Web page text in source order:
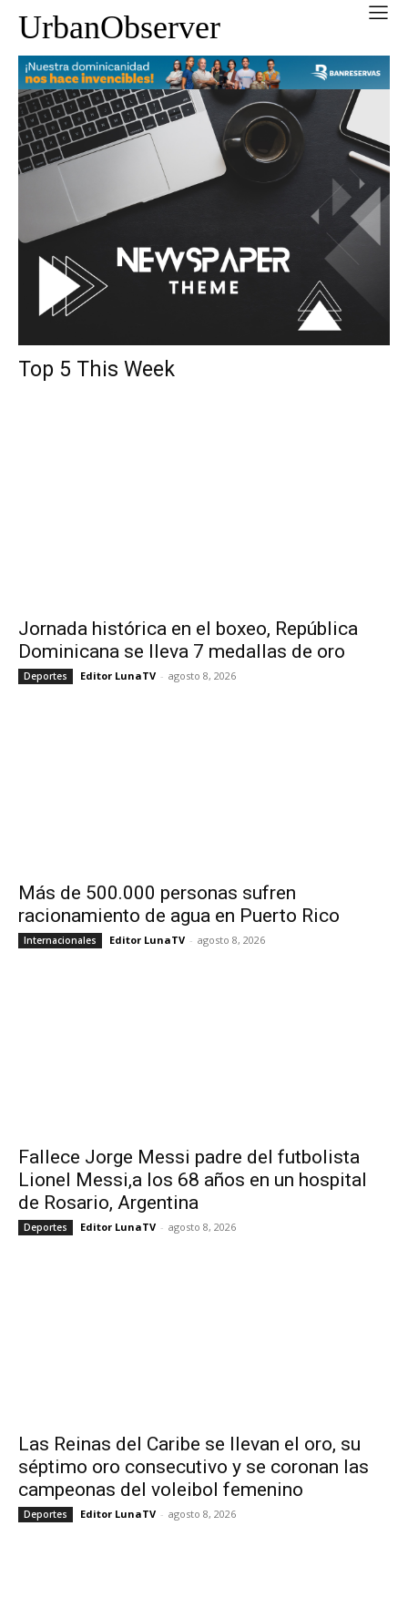
UrbanObserver
Top 5 This Week
Jornada histórica en el boxeo, República
Dominicana se lleva 7 medallas de oro
Deportes Editor LunaTV - agosto 8, 2026
Más de 500.000 personas sufren
racionamiento de agua en Puerto Rico
Internacionales Editor LunaTV - agosto 8, 2026
Fallece Jorge Messi padre del futbolista
Lionel Messi,a los 68 años en un hospital
de Rosario, Argentina
Deportes Editor LunaTV - agosto 8, 2026
Las Reinas del Caribe se llevan el oro, su
séptimo oro consecutivo y se coronan las
campeonas del voleibol femenino
Deportes Editor LunaTV - agosto 8, 2026